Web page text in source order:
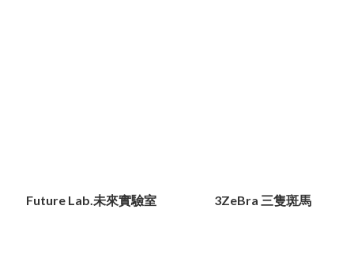
Future Lab.未來實驗室 3ZeBra 三隻斑馬